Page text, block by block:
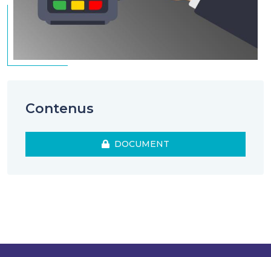
Contenus
DOCUMENT